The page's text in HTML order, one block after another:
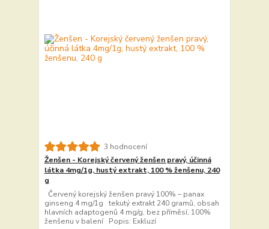
3 hodnocení
Ženšen - Korejský červený ženšen pravý, účinná
látka 4mg/1g, hustý extrakt, 100 % ženšenu, 240
g
Červený korejský ženšen pravý 100% – panax
ginseng 4 mg/1g tekutý extrakt 240 gramů, obsah
hlavních adaptogenů 4 mg/g, bez příměsí, 100%
ženšenu v balení Popis: Exkluzí